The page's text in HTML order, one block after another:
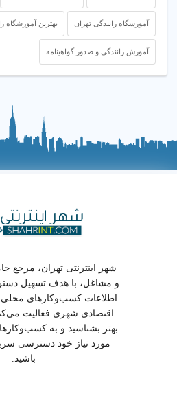
آموزشگاه رانندگی تهران بهترین آموزشگاه
آموزش رانندگی و صدور گواهینامه
شهر اینترنتی تهران، مرجع
و مشاغل، با هدف تسهیل
اطلاعات کسب‌وکارهای
اقتصادی شهری فعالیت
بهتر بشناسید و به
مورد نیاز خود دسترسی
باشید.